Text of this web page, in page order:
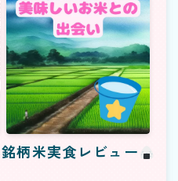
銘柄米実食レビュー
銘柄米実食レビュー